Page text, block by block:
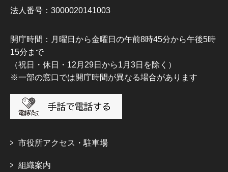
法人番号：3000020141003
開庁時間：月曜日から金曜日の午前8時45分から午後5時
15分まで
（祝日・休日・12月29日から1月3日を除く）
※一部の窓口では開庁時間が異なる場合があります
市役所アクセス・駐車場
組織案内